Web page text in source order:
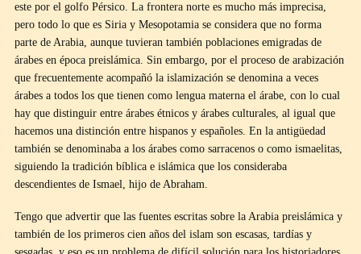
este por el golfo Pérsico. La frontera norte es mucho más imprecisa,
pero todo lo que es Siria y Mesopotamia se considera que no forma
parte de Arabia, aunque tuvieran también poblaciones emigradas de
árabes en época preislámica. Sin embargo, por el proceso de arabización
que frecuentemente acompañó la islamización se denomina a veces
árabes a todos los que tienen como lengua materna el árabe, con lo cual
hay que distinguir entre árabes étnicos y árabes culturales, al igual que
hacemos una distinción entre hispanos y españoles. En la antigüedad
también se denominaba a los árabes como sarracenos o como ismaelitas,
siguiendo la tradición bíblica e islámica que los consideraba
descendientes de Ismael, hijo de Abraham.
Tengo que advertir que las fuentes escritas sobre la Arabia preislámica y
también de los primeros cien años del islam son escasas, tardías y